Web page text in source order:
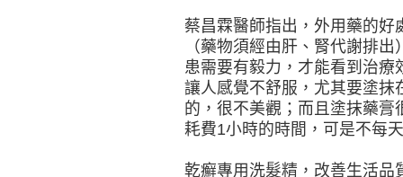
蔡昌霖醫師指出，外用藥的
（藥物須經由肝、腎代謝排
患需要有毅力，才能看到治
讓人感覺不舒服，尤其要塗抹
的，很不美觀；而且塗抹藥
耗費1小時的時間，可是不每
乾癬專用洗髮精，改善生活品